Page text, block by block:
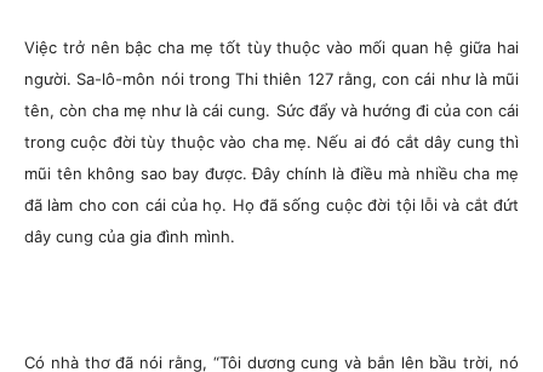
Việc trở nên bậc cha mẹ tốt tùy thuộc vào mối quan hệ giữa hai
người. Sa-lô-môn nói trong Thi thiên 127 rằng, con cái như là mũi
tên, còn cha mẹ như là cái cung. Sức đẩy và hướng đi của con cái
trong cuộc đời tùy thuộc vào cha mẹ. Nếu ai đó cắt dây cung thì
mũi tên không sao bay được. Đây chính là điều mà nhiều cha mẹ
đã làm cho con cái của họ. Họ đã sống cuộc đời tội lỗi và cắt đứt
dây cung của gia đình mình.
Có nhà thơ đã nói rằng, “Tôi dương cung và bắn lên bầu trời, nó